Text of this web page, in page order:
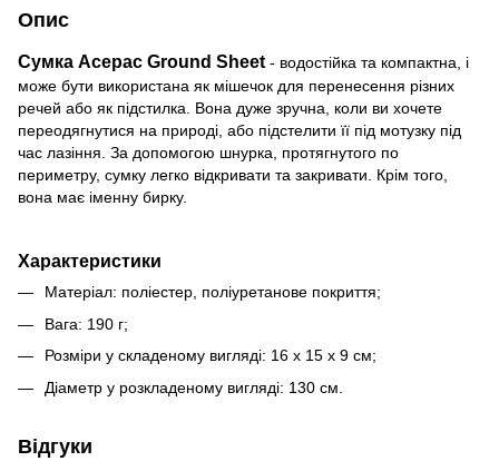
Опис
Сумка Acepac Ground Sheet - водостійка та компактна, і
може бути використана як мішечок для перенесення різних
речей або як підстилка. Вона дуже зручна, коли ви хочете
переодягнутися на природі, або підстелити її під мотузку під
час лазіння. За допомогою шнурка, протягнутого по
периметру, сумку легко відкривати та закривати. Крім того,
вона має іменну бирку.
Характеристики
Матеріал: поліестер, поліуретанове покриття;
Вага: 190 г;
Розміри у складеному вигляді: 16 х 15 х 9 см;
Діаметр у розкладеному вигляді: 130 см.
Відгуки